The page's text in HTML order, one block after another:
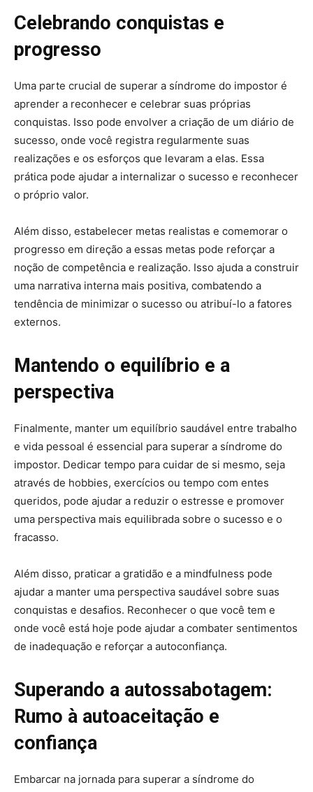
Celebrando conquistas e
progresso
Uma parte crucial de superar a síndrome do impostor é
aprender a reconhecer e celebrar suas próprias
conquistas. Isso pode envolver a criação de um diário de
sucesso, onde você registra regularmente suas
realizações e os esforços que levaram a elas. Essa
prática pode ajudar a internalizar o sucesso e reconhecer
o próprio valor.
Além disso, estabelecer metas realistas e comemorar o
progresso em direção a essas metas pode reforçar a
noção de competência e realização. Isso ajuda a construir
uma narrativa interna mais positiva, combatendo a
tendência de minimizar o sucesso ou atribuí-lo a fatores
externos.
Mantendo o equilíbrio e a
perspectiva
Finalmente, manter um equilíbrio saudável entre trabalho
e vida pessoal é essencial para superar a síndrome do
impostor. Dedicar tempo para cuidar de si mesmo, seja
através de hobbies, exercícios ou tempo com entes
queridos, pode ajudar a reduzir o estresse e promover
uma perspectiva mais equilibrada sobre o sucesso e o
fracasso.
Além disso, praticar a gratidão e a mindfulness pode
ajudar a manter uma perspectiva saudável sobre suas
conquistas e desafios. Reconhecer o que você tem e
onde você está hoje pode ajudar a combater sentimentos
de inadequação e reforçar a autoconfiança.
Superando a autossabotagem:
Rumo à autoaceitação e
confiança
Embarcar na jornada para superar a síndrome do